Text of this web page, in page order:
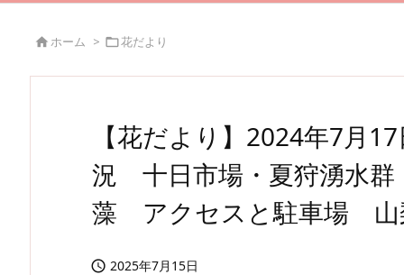
 ホーム > 花だより
【花だより】2024年7月
況 十日市場・夏狩湧水
藻 アクセスと駐車場 山
 2025年7月15日